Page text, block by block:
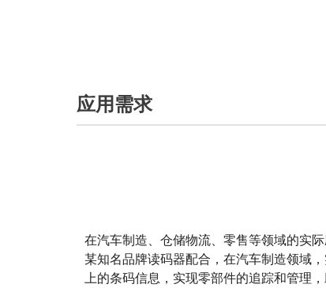
应用需求
在汽车制造、仓储物流、零售等领域的实
某知名品牌读码器配合，在汽车制造领域
上的条码信息，实现零部件的追踪和管理